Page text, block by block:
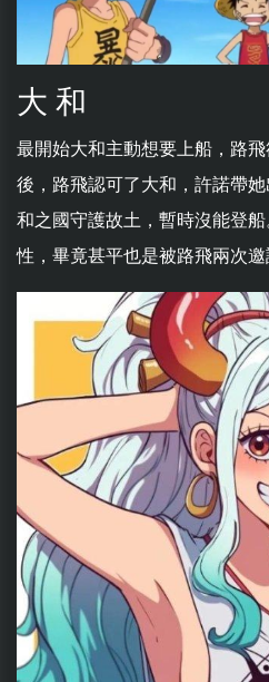
大 和
最開始大和主動想要上船，路
後，路飛認可了大和，許諾帶
和之國守護故土，暫時沒能登
性，畢竟甚平也是被路飛兩次邀